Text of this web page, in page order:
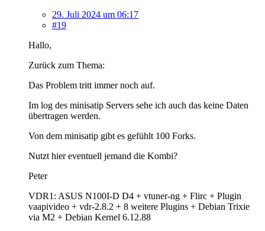
29. Juli 2024 um 06:17
#19
Hallo,
Zurück zum Thema:
Das Problem tritt immer noch auf.
Im log des minisatip Servers sehe ich auch das keine Daten
übertragen werden.
Von dem minisatip gibt es gefühlt 100 Forks.
Nutzt hier eventuell jemand die Kombi?
Peter
VDR1: ASUS N100I-D D4 + vtuner-ng + Flirc + Plugin
vaapivideo + vdr-2.8.2 + 8 weitere Plugins + Debian Trixie
via M2 + Debian Kernel 6.12.88